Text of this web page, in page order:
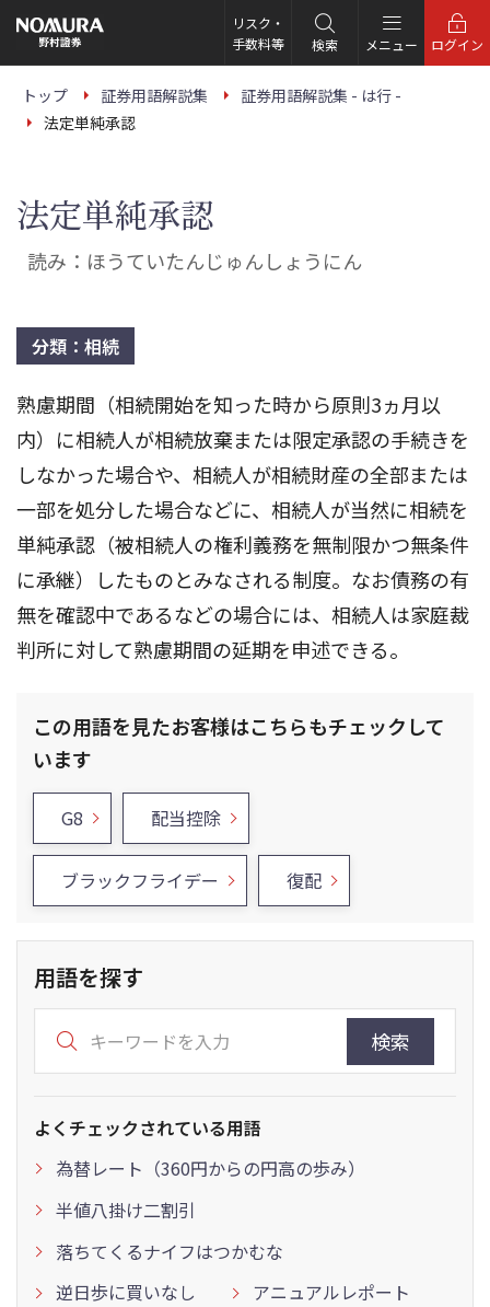
の
ー
リスク・
手数料等
検索 メニュー ログイン
トップ 証券用語解説集
証券用語解説集 - は行 -
法定単純承認
法定単純承認
読み：ほうていたんじゅんしょうにん
分類：相続
熟慮期間（相続開始を知った時から原則3ヵ月以
内）に相続人が相続放棄または限定承認の手続きを
しなかった場合や、相続人が相続財産の全部または
一部を処分した場合などに、相続人が当然に相続を
単純承認（被相続人の権利義務を無制限かつ無条件
に承継）したものとみなされる制度。なお債務の有
無を確認中であるなどの場合には、相続人は家庭裁
判所に対して熟慮期間の延期を申述できる。
この用語を見たお客様はこちらもチェックして
います
G8 配当控除
ブラックフライデー 復配
用語を探す
検索
よくチェックされている用語
為替レート（360円からの円高の歩み）
半値八掛け二割引
落ちてくるナイフはつかむな
逆日歩に買いなし
アニュアルレポート